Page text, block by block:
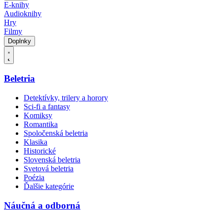
E-knihy
Audioknihy
Hry
Filmy
Doplnky
Beletria
Detektívky, trilery a horory
Sci-fi a fantasy
Komiksy
Romantika
Spoločenská beletria
Klasika
Historické
Slovenská beletria
Svetová beletria
Poézia
Ďalšie kategórie
Náučná a odborná